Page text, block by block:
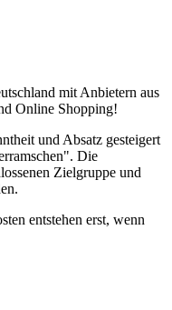
mit Anbietern aus
Online Shopping!
und Absatz gesteigert
Die
Zielgruppe und
entstehen erst, wenn